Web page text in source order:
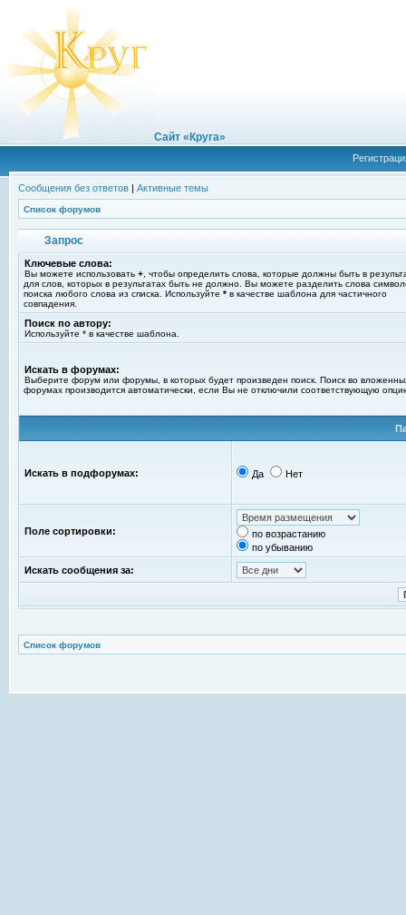
Сайт «Круга»
Сообщения без ответов | Активные темы
Список форумов
Запрос
Ключевые слова:
Вы можете использовать + , чтобы определить слова, которые должны быть в
для слов, которых в результатах быть не должно. Вы можете разделить слова
поиска любого слова из списка. Используйте * в качестве шаблона для частичного
совпадения.
Поиск по автору:
Используйте * в качестве шаблона.
Искать в форумах:
Выберите форум или форумы, в которых будет произведен поиск. Поиск во
форумах производится автоматически, если Вы не отключили соответствующую
Искать в подфорумах: Да Нет
Поле сортировки:
по возрастанию
по убыванию
Искать сообщения за:
Список форумов